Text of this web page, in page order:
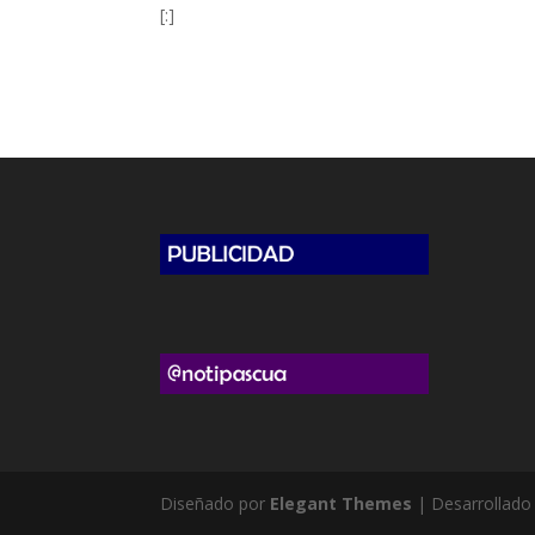
[:]
Diseñado por Elegant Themes |